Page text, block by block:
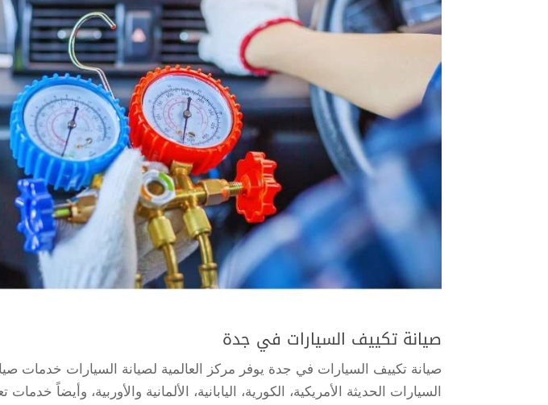
صيانة تكييف السيارات في جدة
صيانة تكييف السيارات في جدة يوفر مركز العالمية لصيانة السيارات خدمات
السيارات الحديثة الأمريكية، الكورية، اليابانية، الألمانية والأوربية، وأيضاً